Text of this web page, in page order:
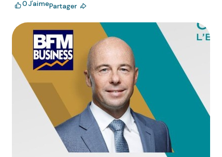
0J'aimePartager